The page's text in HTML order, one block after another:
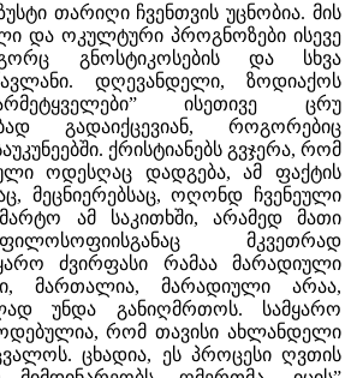
თარიღი ჩვენთვის უცნობია. მის
და ოკულტური პროგნოზები ისევე
გნოსტიკოსების და სხვა
დღევანდელი, ზოდიაქოს
ისეთივე ცრუ
გადაიქცევიან, როგორებიც
ქრისტიანებს გვჯერა, რომ
ოდესღაც დადგება, ამ ფაქტის
მეცნიერებსაც, ოღონდ ჩვენეული
ამ საკითხში, არამედ მათი
მკვეთრად
ძვირფასი რამაა მარადიული
მართალია, მარადიული არაა,
უნდა განიღმრთოს. სამყარო
რომ თავისი ახლანდელი
ცხადია, ეს პროცესი ღვთის